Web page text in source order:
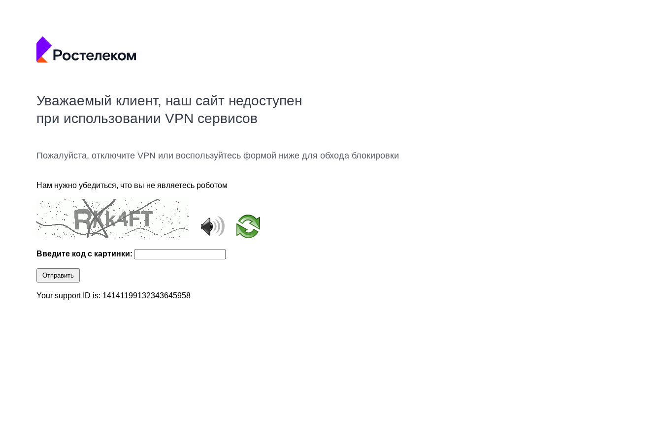
Уважаемый клиент, наш сайт недоступен
при использовании VPN сервисов
Пожалуйста, отключите VPN или воспользуйтесь формой ниже для обхода блокировки
Нам нужно убедиться, что вы не являетесь роботом
Введите код с картинки:
Отправить
Your support ID is: 14141199132343645958